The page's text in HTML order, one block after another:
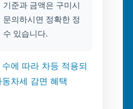
기준과 금액은 구미시
문의하시면 정확한 정
수 있습니다.
수에 따라 차등 적용되
동차세 감면 혜택